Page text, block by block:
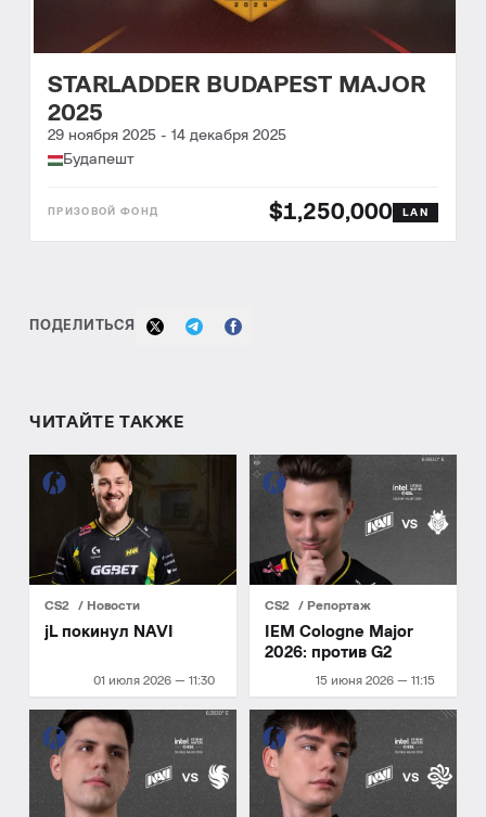
STARLADDER BUDAPEST MAJOR
2025
29 ноября 2025 - 14 декабря 2025
Будапешт
$1,250,000 LAN
ПОДЕЛИТЬСЯ
ЧИТАЙТЕ ТАКЖЕ
CS2 Новости
01 июля 2026 — 11:30
jL покинул NAVI
CS2 Репортаж
15 июня 2026 — 11:15
IEM Cologne Major
2026: против G2